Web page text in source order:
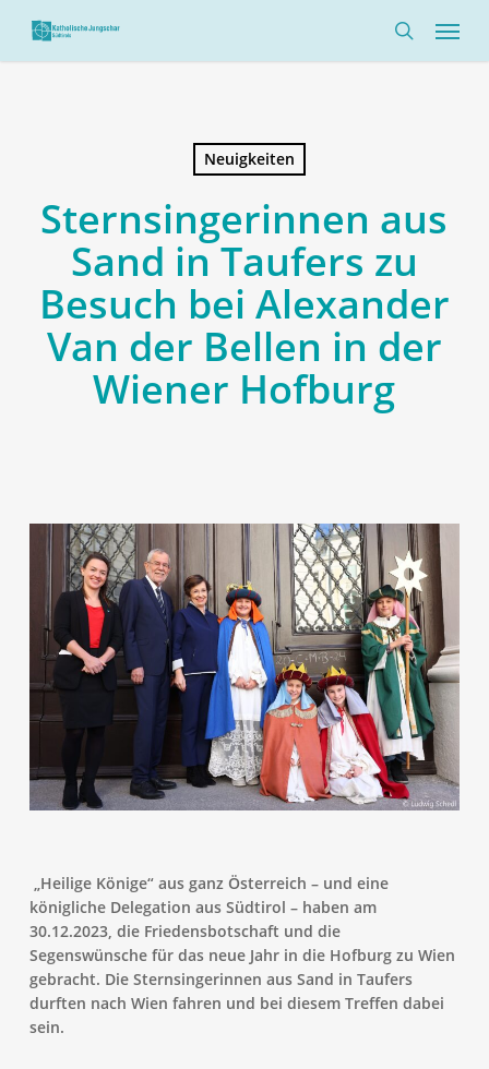
main
Menü
Neuigkeiten
Sternsingerinnen aus
Sand in Taufers zu
Besuch bei Alexander
Van der Bellen in der
Wiener Hofburg
„Heilige Könige“ aus ganz Österreich – und eine
königliche Delegation aus Südtirol – haben am
30.12.2023, die Friedensbotschaft und die
Segenswünsche für das neue Jahr in die Hofburg zu Wien
gebracht. Die Sternsingerinnen aus Sand in Taufers
durften nach Wien fahren und bei diesem Treffen dabei
sein.